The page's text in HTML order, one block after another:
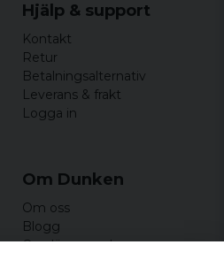
Hjälp & support
Kontakt
Retur
Betalningsalternativ
Leverans & frakt
Logga in
Om Dunken
Om oss
Blogg
Omdömen och